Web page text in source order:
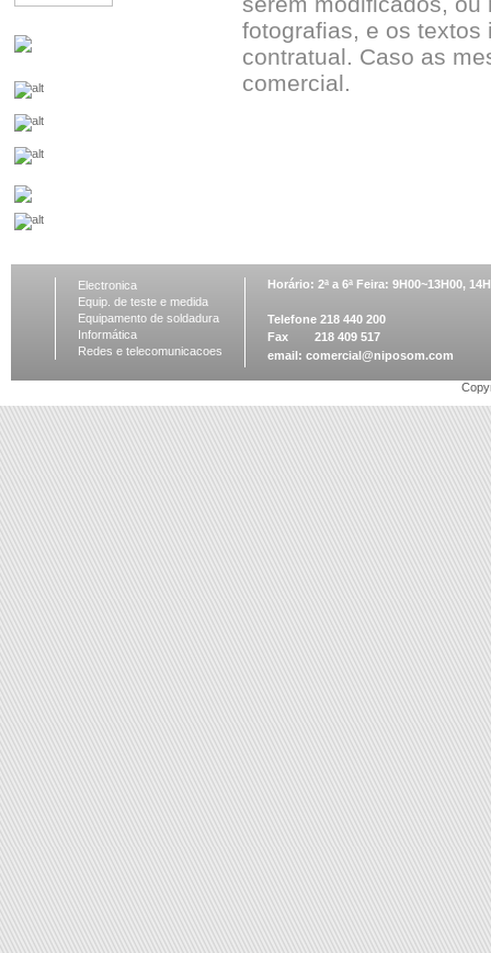
fotografias, e os
contratual. Caso as
comercial.
Electronica
Equip. de teste e medida
Equipamento de soldadura
Informática
Redes e telecomunicacoes
Horário: 2ª a 6ª Feira: 9H00~13H00,
Telefone 218 440 200
Fax 218 409 517
email: comercial@niposom.com